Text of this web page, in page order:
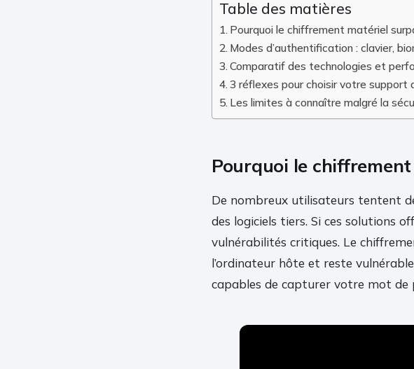
Table des matières
Pourquoi le chiffrement matériel
Modes d’authentification : clavier,
Comparatif des technologies et
3 réflexes pour choisir votre support
Les limites à connaître malgré la
Pourquoi le
De nombreux utilisateurs tentent
des logiciels tiers. Si ces solutions
vulnérabilités critiques. Le
l’ordinateur hôte et reste
capables de capturer votre mot de